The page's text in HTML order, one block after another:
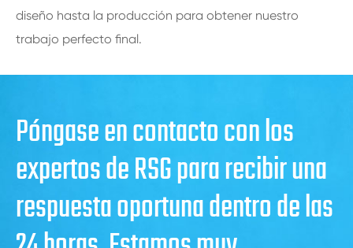
diseño hasta la producción para obtener nuestro
trabajo perfecto final.
Póngase en contacto con los
expertos de RSG para recibir una
respuesta oportuna dentro de las